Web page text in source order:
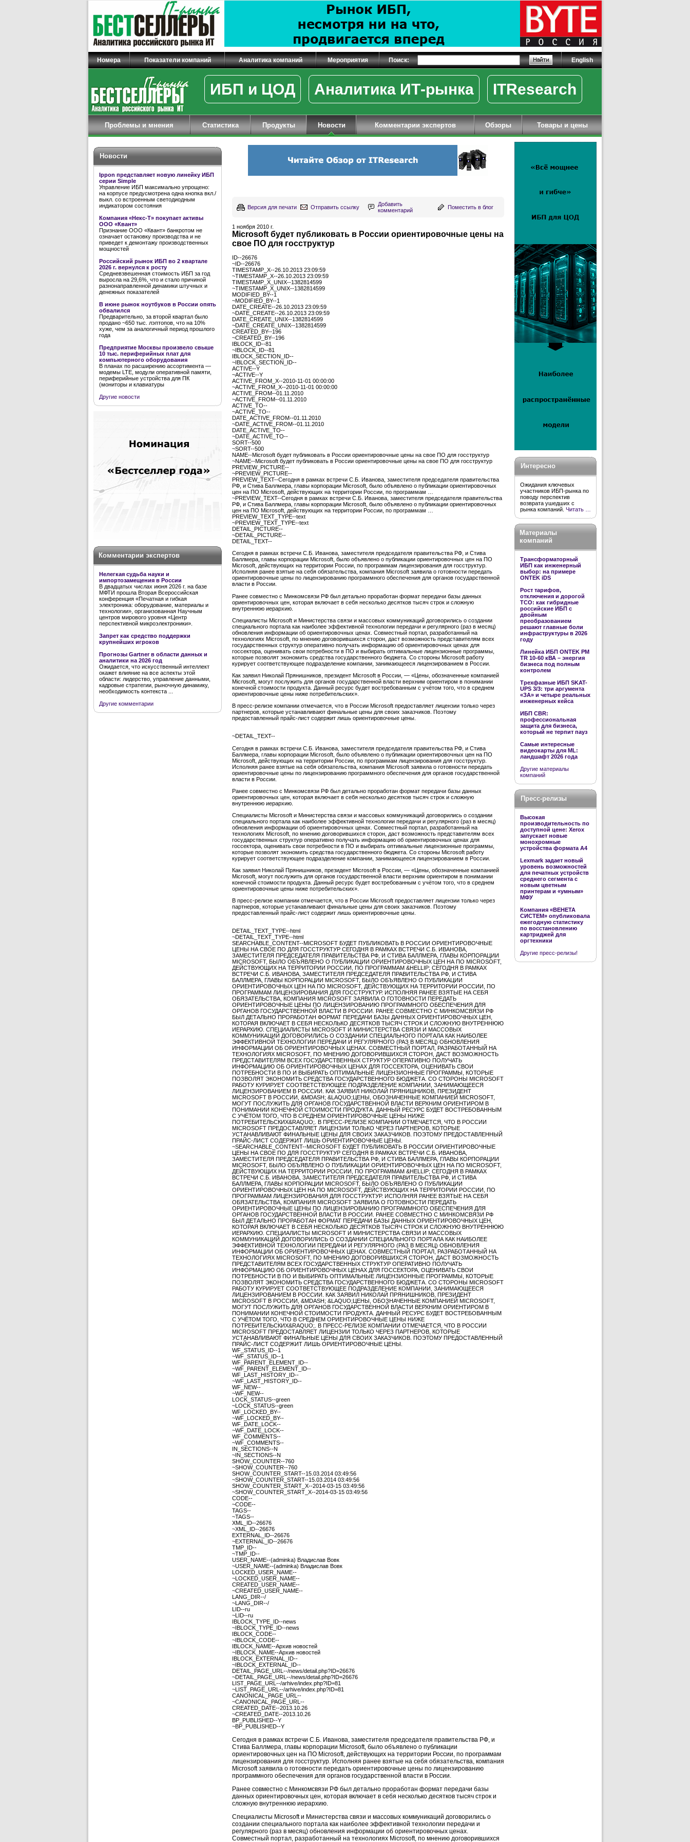
Номера Показатели компаний Аналитика компаний Мероприятия Поиск: English
ИБП и ЦОД Аналитика ИТ-рынка ITResearch
Проблемы и мнения Статистика Продукты Новости Комментарии экспертов Обзоры Товары и цены
Новости
Ippon представляет новую линейку ИБП
серии Simple
Управление ИБП максимально упрощено:
на корпусе предусмотрена одна кнопка вкл./
выкл. со встроенным светодиодным
индикатором состояния
Компания «Некс-Т» покупает активы
ООО «Квант»
Признание ООО «Квант» банкротом не
означает остановку производства и не
приведет к демонтажу производственных
мощностей
Российский рынок ИБП во 2 квартале
2026 г. вернулся к росту
Средневзвешенная стоимость ИБП за год
выросла на 29,6%, что и стало причиной
разнонаправленной динамики штучных и
денежных показателей
В июне рынок ноутбуков в России опять
обвалился
Предварительно, за второй квартал было
продано ~650 тыс. лэптопов, что на 10%
хуже, чем за аналогичный период прошлого
года
Предприятие Москвы произвело свыше
10 тыс. периферийных плат для
компьютерного оборудования
В планах по расширению ассортимента —
модемы LTE, модули оперативной памяти,
периферийные устройства для ПК
(мониторы и клавиатуры
Другие новости
Комментарии экспертов
Нелегкая судьба науки и
импортозамещения в России
В двадцатых числах июня 2026 г. на базе
МФТИ прошла Вторая Всероссийская
конференция «Печатная и гибкая
электроника: оборудование, материалы и
технологии», организованная Научным
центров мирового уровня «Центр
перспективной микроэлектроники».
Запрет как средство поддержки
крупнейших игроков
Прогнозы Gartner в области данных и
аналитики на 2026 год
Ожидается, что искусственный интеллект
окажет влияние на все аспекты этой
области: лидерство, управление данными,
кадровые стратегии, рыночную динамику,
необходимость контекста ...
Другие комментарии
Версия для печати Отправить ссылку
Добавить
комментарий
Поместить в блог
1 ноября 2010 г.
Microsoft будет публиковать в России ориентировочные цены на
свое ПО для госструктур
ID--26676
~ID--26676
TIMESTAMP_X--26.10.2013 23:09:59
~TIMESTAMP_X--26.10.2013 23:09:59
TIMESTAMP_X_UNIX--1382814599
~TIMESTAMP_X_UNIX--1382814599
MODIFIED_BY--1
~MODIFIED_BY--1
DATE_CREATE--26.10.2013 23:09:59
~DATE_CREATE--26.10.2013 23:09:59
DATE_CREATE_UNIX--1382814599
~DATE_CREATE_UNIX--1382814599
CREATED_BY--196
~CREATED_BY--196
IBLOCK_ID--81
~IBLOCK_ID--81
IBLOCK_SECTION_ID--
~IBLOCK_SECTION_ID--
ACTIVE--Y
~ACTIVE--Y
ACTIVE_FROM_X--2010-11-01 00:00:00
~ACTIVE_FROM_X--2010-11-01 00:00:00
ACTIVE_FROM--01.11.2010
~ACTIVE_FROM--01.11.2010
ACTIVE_TO--
~ACTIVE_TO--
DATE_ACTIVE_FROM--01.11.2010
~DATE_ACTIVE_FROM--01.11.2010
DATE_ACTIVE_TO--
~DATE_ACTIVE_TO--
SORT--500
~SORT--500
NAME--Microsoft будет публиковать в России ориентировочные цены на свое ПО для госструктур
~NAME--Microsoft будет публиковать в России ориентировочные цены на свое ПО для госструктур
PREVIEW_PICTURE--
~PREVIEW_PICTURE--
PREVIEW_TEXT--Сегодня в рамках встречи С.Б. Иванова, заместителя председателя правительства
РФ, и Стива Баллмера, главы корпорации Microsoft, было объявлено о публикации ориентировочных
цен на ПО Microsoft, действующих на территории России, по программам …
~PREVIEW_TEXT--Сегодня в рамках встречи С.Б. Иванова, заместителя председателя правительства
РФ, и Стива Баллмера, главы корпорации Microsoft, было объявлено о публикации ориентировочных
цен на ПО Microsoft, действующих на территории России, по программам …
PREVIEW_TEXT_TYPE--text
~PREVIEW_TEXT_TYPE--text
DETAIL_PICTURE--
~DETAIL_PICTURE--
DETAIL_TEXT--
Сегодня в рамках встречи С.Б. Иванова, заместителя председателя правительства РФ, и Стива
Баллмера, главы корпорации Microsoft, было объявлено о публикации ориентировочных цен на ПО
Microsoft, действующих на территории России, по программам лицензирования для госструктур.
Исполняя ранее взятые на себя обязательства, компания Microsoft заявила о готовности передать
ориентировочные цены по лицензированию программного обеспечения для органов государственной
власти в России.
Ранее совместно с Минкомсвязи РФ был детально проработан формат передачи базы данных
ориентировочных цен, которая включает в себя несколько десятков тысяч строк и сложную
внутреннюю иерархию.
Специалисты Microsoft и Министерства связи и массовых коммуникаций договорились о создании
специального портала как наиболее эффективной технологии передачи и регулярного (раз в месяц)
обновления информации об ориентировочных ценах. Совместный портал, разработанный на
технологиях Microsoft, по мнению договорившихся сторон, даст возможность представителям всех
государственных структур оперативно получать информацию об ориентировочных ценах для
госсектора, оценивать свои потребности в ПО и выбирать оптимальные лицензионные программы,
которые позволят экономить средства государственного бюджета. Со стороны Microsoft работу
курирует соответствующее подразделение компании, занимающееся лицензированием в России.
Как заявил Николай Прянишников, президент Microsoft в России, — «Цены, обозначенные компанией
Microsoft, могут послужить для органов государственной власти верхним ориентиром в понимании
конечной стоимости продукта. Данный ресурс будет востребованным с учётом того, что в среднем
ориентировочные цены ниже потребительских».
В пресс-релизе компании отмечается, что в России Microsoft предоставляет лицензии только через
партнеров, которые устанавливают финальные цены для своих заказчиков. Поэтому
предоставленный прайс-лист содержит лишь ориентировочные цены.
~DETAIL_TEXT--
Сегодня в рамках встречи С.Б. Иванова, заместителя председателя правительства РФ, и Стива
Баллмера, главы корпорации Microsoft, было объявлено о публикации ориентировочных цен на ПО
Microsoft, действующих на территории России, по программам лицензирования для госструктур.
Исполняя ранее взятые на себя обязательства, компания Microsoft заявила о готовности передать
ориентировочные цены по лицензированию программного обеспечения для органов государственной
власти в России.
Ранее совместно с Минкомсвязи РФ был детально проработан формат передачи базы данных
ориентировочных цен, которая включает в себя несколько десятков тысяч строк и сложную
внутреннюю иерархию.
Специалисты Microsoft и Министерства связи и массовых коммуникаций договорились о создании
специального портала как наиболее эффективной технологии передачи и регулярного (раз в месяц)
обновления информации об ориентировочных ценах. Совместный портал, разработанный на
технологиях Microsoft, по мнению договорившихся сторон, даст возможность представителям всех
государственных структур оперативно получать информацию об ориентировочных ценах для
госсектора, оценивать свои потребности в ПО и выбирать оптимальные лицензионные программы,
которые позволят экономить средства государственного бюджета. Со стороны Microsoft работу
курирует соответствующее подразделение компании, занимающееся лицензированием в России.
Как заявил Николай Прянишников, президент Microsoft в России, — «Цены, обозначенные компанией
Microsoft, могут послужить для органов государственной власти верхним ориентиром в понимании
конечной стоимости продукта. Данный ресурс будет востребованным с учётом того, что в среднем
ориентировочные цены ниже потребительских».
В пресс-релизе компании отмечается, что в России Microsoft предоставляет лицензии только через
партнеров, которые устанавливают финальные цены для своих заказчиков. Поэтому
предоставленный прайс-лист содержит лишь ориентировочные цены.
DETAIL_TEXT_TYPE--html
~DETAIL_TEXT_TYPE--html
SEARCHABLE_CONTENT--MICROSOFT БУДЕТ ПУБЛИКОВАТЬ В РОССИИ ОРИЕНТИРОВОЧНЫЕ
ЦЕНЫ НА СВОЕ ПО ДЛЯ ГОССТРУКТУР СЕГОДНЯ В РАМКАХ ВСТРЕЧИ С.Б. ИВАНОВА,
ЗАМЕСТИТЕЛЯ ПРЕДСЕДАТЕЛЯ ПРАВИТЕЛЬСТВА РФ, И СТИВА БАЛЛМЕРА, ГЛАВЫ КОРПОРАЦИИ
MICROSOFT, БЫЛО ОБЪЯВЛЕНО О ПУБЛИКАЦИИ ОРИЕНТИРОВОЧНЫХ ЦЕН НА ПО MICROSOFT,
ДЕЙСТВУЮЩИХ НА ТЕРРИТОРИИ РОССИИ, ПО ПРОГРАММАМ &HELLIP; СЕГОДНЯ В РАМКАХ
ВСТРЕЧИ С.Б. ИВАНОВА, ЗАМЕСТИТЕЛЯ ПРЕДСЕДАТЕЛЯ ПРАВИТЕЛЬСТВА РФ, И СТИВА
БАЛЛМЕРА, ГЛАВЫ КОРПОРАЦИИ MICROSOFT, БЫЛО ОБЪЯВЛЕНО О ПУБЛИКАЦИИ
ОРИЕНТИРОВОЧНЫХ ЦЕН НА ПО MICROSOFT, ДЕЙСТВУЮЩИХ НА ТЕРРИТОРИИ РОССИИ, ПО
ПРОГРАММАМ ЛИЦЕНЗИРОВАНИЯ ДЛЯ ГОССТРУКТУР. ИСПОЛНЯЯ РАНЕЕ ВЗЯТЫЕ НА СЕБЯ
ОБЯЗАТЕЛЬСТВА, КОМПАНИЯ MICROSOFT ЗАЯВИЛА О ГОТОВНОСТИ ПЕРЕДАТЬ
ОРИЕНТИРОВОЧНЫЕ ЦЕНЫ ПО ЛИЦЕНЗИРОВАНИЮ ПРОГРАММНОГО ОБЕСПЕЧЕНИЯ ДЛЯ
ОРГАНОВ ГОСУДАРСТВЕННОЙ ВЛАСТИ В РОССИИ. РАНЕЕ СОВМЕСТНО С МИНКОМСВЯЗИ РФ
БЫЛ ДЕТАЛЬНО ПРОРАБОТАН ФОРМАТ ПЕРЕДАЧИ БАЗЫ ДАННЫХ ОРИЕНТИРОВОЧНЫХ ЦЕН,
КОТОРАЯ ВКЛЮЧАЕТ В СЕБЯ НЕСКОЛЬКО ДЕСЯТКОВ ТЫСЯЧ СТРОК И СЛОЖНУЮ ВНУТРЕННЮЮ
ИЕРАРХИЮ. СПЕЦИАЛИСТЫ MICROSOFT И МИНИСТЕРСТВА СВЯЗИ И МАССОВЫХ
КОММУНИКАЦИЙ ДОГОВОРИЛИСЬ О СОЗДАНИИ СПЕЦИАЛЬНОГО ПОРТАЛА КАК НАИБОЛЕЕ
ЭФФЕКТИВНОЙ ТЕХНОЛОГИИ ПЕРЕДАЧИ И РЕГУЛЯРНОГО (РАЗ В МЕСЯЦ) ОБНОВЛЕНИЯ
ИНФОРМАЦИИ ОБ ОРИЕНТИРОВОЧНЫХ ЦЕНАХ. СОВМЕСТНЫЙ ПОРТАЛ, РАЗРАБОТАННЫЙ НА
ТЕХНОЛОГИЯХ MICROSOFT, ПО МНЕНИЮ ДОГОВОРИВШИХСЯ СТОРОН, ДАСТ ВОЗМОЖНОСТЬ
ПРЕДСТАВИТЕЛЯМ ВСЕХ ГОСУДАРСТВЕННЫХ СТРУКТУР ОПЕРАТИВНО ПОЛУЧАТЬ
ИНФОРМАЦИЮ ОБ ОРИЕНТИРОВОЧНЫХ ЦЕНАХ ДЛЯ ГОССЕКТОРА, ОЦЕНИВАТЬ СВОИ
ПОТРЕБНОСТИ В ПО И ВЫБИРАТЬ ОПТИМАЛЬНЫЕ ЛИЦЕНЗИОННЫЕ ПРОГРАММЫ, КОТОРЫЕ
ПОЗВОЛЯТ ЭКОНОМИТЬ СРЕДСТВА ГОСУДАРСТВЕННОГО БЮДЖЕТА. СО СТОРОНЫ MICROSOFT
РАБОТУ КУРИРУЕТ СООТВЕТСТВУЮЩЕЕ ПОДРАЗДЕЛЕНИЕ КОМПАНИИ, ЗАНИМАЮЩЕЕСЯ
ЛИЦЕНЗИРОВАНИЕМ В РОССИИ. КАК ЗАЯВИЛ НИКОЛАЙ ПРЯНИШНИКОВ, ПРЕЗИДЕНТ
MICROSOFT В РОССИИ, &MDASH; &LAQUO;ЦЕНЫ, ОБОЗНАЧЕННЫЕ КОМПАНИЕЙ MICROSOFT,
МОГУТ ПОСЛУЖИТЬ ДЛЯ ОРГАНОВ ГОСУДАРСТВЕННОЙ ВЛАСТИ ВЕРХНИМ ОРИЕНТИРОМ В
ПОНИМАНИИ КОНЕЧНОЙ СТОИМОСТИ ПРОДУКТА. ДАННЫЙ РЕСУРС БУДЕТ ВОСТРЕБОВАННЫМ
С УЧЁТОМ ТОГО, ЧТО В СРЕДНЕМ ОРИЕНТИРОВОЧНЫЕ ЦЕНЫ НИЖЕ
ПОТРЕБИТЕЛЬСКИХ&RAQUO;. В ПРЕСС-РЕЛИЗЕ КОМПАНИИ ОТМЕЧАЕТСЯ, ЧТО В РОССИИ
MICROSOFT ПРЕДОСТАВЛЯЕТ ЛИЦЕНЗИИ ТОЛЬКО ЧЕРЕЗ ПАРТНЕРОВ, КОТОРЫЕ
УСТАНАВЛИВАЮТ ФИНАЛЬНЫЕ ЦЕНЫ ДЛЯ СВОИХ ЗАКАЗЧИКОВ. ПОЭТОМУ ПРЕДОСТАВЛЕННЫЙ
ПРАЙС-ЛИСТ СОДЕРЖИТ ЛИШЬ ОРИЕНТИРОВОЧНЫЕ ЦЕНЫ.
~SEARCHABLE_CONTENT--MICROSOFT БУДЕТ ПУБЛИКОВАТЬ В РОССИИ ОРИЕНТИРОВОЧНЫЕ
ЦЕНЫ НА СВОЕ ПО ДЛЯ ГОССТРУКТУР СЕГОДНЯ В РАМКАХ ВСТРЕЧИ С.Б. ИВАНОВА,
ЗАМЕСТИТЕЛЯ ПРЕДСЕДАТЕЛЯ ПРАВИТЕЛЬСТВА РФ, И СТИВА БАЛЛМЕРА, ГЛАВЫ КОРПОРАЦИИ
MICROSOFT, БЫЛО ОБЪЯВЛЕНО О ПУБЛИКАЦИИ ОРИЕНТИРОВОЧНЫХ ЦЕН НА ПО MICROSOFT,
ДЕЙСТВУЮЩИХ НА ТЕРРИТОРИИ РОССИИ, ПО ПРОГРАММАМ &HELLIP; СЕГОДНЯ В РАМКАХ
ВСТРЕЧИ С.Б. ИВАНОВА, ЗАМЕСТИТЕЛЯ ПРЕДСЕДАТЕЛЯ ПРАВИТЕЛЬСТВА РФ, И СТИВА
БАЛЛМЕРА, ГЛАВЫ КОРПОРАЦИИ MICROSOFT, БЫЛО ОБЪЯВЛЕНО О ПУБЛИКАЦИИ
ОРИЕНТИРОВОЧНЫХ ЦЕН НА ПО MICROSOFT, ДЕЙСТВУЮЩИХ НА ТЕРРИТОРИИ РОССИИ, ПО
ПРОГРАММАМ ЛИЦЕНЗИРОВАНИЯ ДЛЯ ГОССТРУКТУР. ИСПОЛНЯЯ РАНЕЕ ВЗЯТЫЕ НА СЕБЯ
ОБЯЗАТЕЛЬСТВА, КОМПАНИЯ MICROSOFT ЗАЯВИЛА О ГОТОВНОСТИ ПЕРЕДАТЬ
ОРИЕНТИРОВОЧНЫЕ ЦЕНЫ ПО ЛИЦЕНЗИРОВАНИЮ ПРОГРАММНОГО ОБЕСПЕЧЕНИЯ ДЛЯ
ОРГАНОВ ГОСУДАРСТВЕННОЙ ВЛАСТИ В РОССИИ. РАНЕЕ СОВМЕСТНО С МИНКОМСВЯЗИ РФ
БЫЛ ДЕТАЛЬНО ПРОРАБОТАН ФОРМАТ ПЕРЕДАЧИ БАЗЫ ДАННЫХ ОРИЕНТИРОВОЧНЫХ ЦЕН,
КОТОРАЯ ВКЛЮЧАЕТ В СЕБЯ НЕСКОЛЬКО ДЕСЯТКОВ ТЫСЯЧ СТРОК И СЛОЖНУЮ ВНУТРЕННЮЮ
ИЕРАРХИЮ. СПЕЦИАЛИСТЫ MICROSOFT И МИНИСТЕРСТВА СВЯЗИ И МАССОВЫХ
КОММУНИКАЦИЙ ДОГОВОРИЛИСЬ О СОЗДАНИИ СПЕЦИАЛЬНОГО ПОРТАЛА КАК НАИБОЛЕЕ
ЭФФЕКТИВНОЙ ТЕХНОЛОГИИ ПЕРЕДАЧИ И РЕГУЛЯРНОГО (РАЗ В МЕСЯЦ) ОБНОВЛЕНИЯ
ИНФОРМАЦИИ ОБ ОРИЕНТИРОВОЧНЫХ ЦЕНАХ. СОВМЕСТНЫЙ ПОРТАЛ, РАЗРАБОТАННЫЙ НА
ТЕХНОЛОГИЯХ MICROSOFT, ПО МНЕНИЮ ДОГОВОРИВШИХСЯ СТОРОН, ДАСТ ВОЗМОЖНОСТЬ
ПРЕДСТАВИТЕЛЯМ ВСЕХ ГОСУДАРСТВЕННЫХ СТРУКТУР ОПЕРАТИВНО ПОЛУЧАТЬ
ИНФОРМАЦИЮ ОБ ОРИЕНТИРОВОЧНЫХ ЦЕНАХ ДЛЯ ГОССЕКТОРА, ОЦЕНИВАТЬ СВОИ
ПОТРЕБНОСТИ В ПО И ВЫБИРАТЬ ОПТИМАЛЬНЫЕ ЛИЦЕНЗИОННЫЕ ПРОГРАММЫ, КОТОРЫЕ
ПОЗВОЛЯТ ЭКОНОМИТЬ СРЕДСТВА ГОСУДАРСТВЕННОГО БЮДЖЕТА. СО СТОРОНЫ MICROSOFT
РАБОТУ КУРИРУЕТ СООТВЕТСТВУЮЩЕЕ ПОДРАЗДЕЛЕНИЕ КОМПАНИИ, ЗАНИМАЮЩЕЕСЯ
ЛИЦЕНЗИРОВАНИЕМ В РОССИИ. КАК ЗАЯВИЛ НИКОЛАЙ ПРЯНИШНИКОВ, ПРЕЗИДЕНТ
MICROSOFT В РОССИИ, &MDASH; &LAQUO;ЦЕНЫ, ОБОЗНАЧЕННЫЕ КОМПАНИЕЙ MICROSOFT,
МОГУТ ПОСЛУЖИТЬ ДЛЯ ОРГАНОВ ГОСУДАРСТВЕННОЙ ВЛАСТИ ВЕРХНИМ ОРИЕНТИРОМ В
ПОНИМАНИИ КОНЕЧНОЙ СТОИМОСТИ ПРОДУКТА. ДАННЫЙ РЕСУРС БУДЕТ ВОСТРЕБОВАННЫМ
С УЧЁТОМ ТОГО, ЧТО В СРЕДНЕМ ОРИЕНТИРОВОЧНЫЕ ЦЕНЫ НИЖЕ
ПОТРЕБИТЕЛЬСКИХ&RAQUO;. В ПРЕСС-РЕЛИЗЕ КОМПАНИИ ОТМЕЧАЕТСЯ, ЧТО В РОССИИ
MICROSOFT ПРЕДОСТАВЛЯЕТ ЛИЦЕНЗИИ ТОЛЬКО ЧЕРЕЗ ПАРТНЕРОВ, КОТОРЫЕ
УСТАНАВЛИВАЮТ ФИНАЛЬНЫЕ ЦЕНЫ ДЛЯ СВОИХ ЗАКАЗЧИКОВ. ПОЭТОМУ ПРЕДОСТАВЛЕННЫЙ
ПРАЙС-ЛИСТ СОДЕРЖИТ ЛИШЬ ОРИЕНТИРОВОЧНЫЕ ЦЕНЫ.
WF_STATUS_ID--1
~WF_STATUS_ID--1
WF_PARENT_ELEMENT_ID--
~WF_PARENT_ELEMENT_ID--
WF_LAST_HISTORY_ID--
~WF_LAST_HISTORY_ID--
WF_NEW--
~WF_NEW--
LOCK_STATUS--green
~LOCK_STATUS--green
WF_LOCKED_BY--
~WF_LOCKED_BY--
WF_DATE_LOCK--
~WF_DATE_LOCK--
WF_COMMENTS--
~WF_COMMENTS--
IN_SECTIONS--N
~IN_SECTIONS--N
SHOW_COUNTER--760
~SHOW_COUNTER--760
SHOW_COUNTER_START--15.03.2014 03:49:56
~SHOW_COUNTER_START--15.03.2014 03:49:56
SHOW_COUNTER_START_X--2014-03-15 03:49:56
~SHOW_COUNTER_START_X--2014-03-15 03:49:56
CODE--
~CODE--
TAGS--
~TAGS--
XML_ID--26676
~XML_ID--26676
EXTERNAL_ID--26676
~EXTERNAL_ID--26676
TMP_ID--
~TMP_ID--
USER_NAME--(adminka) Владислав Вовк
~USER_NAME--(adminka) Владислав Вовк
LOCKED_USER_NAME--
~LOCKED_USER_NAME--
CREATED_USER_NAME--
~CREATED_USER_NAME--
LANG_DIR--/
~LANG_DIR--/
LID--ru
~LID--ru
IBLOCK_TYPE_ID--news
~IBLOCK_TYPE_ID--news
IBLOCK_CODE--
~IBLOCK_CODE--
IBLOCK_NAME--Архив новостей
~IBLOCK_NAME--Архив новостей
IBLOCK_EXTERNAL_ID--
~IBLOCK_EXTERNAL_ID--
DETAIL_PAGE_URL--/news/detail.php?ID=26676
~DETAIL_PAGE_URL--/news/detail.php?ID=26676
LIST_PAGE_URL--/arhive/index.php?ID=81
~LIST_PAGE_URL--/arhive/index.php?ID=81
CANONICAL_PAGE_URL--
~CANONICAL_PAGE_URL--
CREATED_DATE--2013.10.26
~CREATED_DATE--2013.10.26
BP_PUBLISHED--Y
~BP_PUBLISHED--Y
Сегодня в рамках встречи С.Б. Иванова, заместителя председателя правительства РФ, и
Стива Баллмера, главы корпорации Microsoft, было объявлено о публикации
ориентировочных цен на ПО Microsoft, действующих на территории России, по программам
лицензирования для госструктур. Исполняя ранее взятые на себя обязательства, компания
Microsoft заявила о готовности передать ориентировочные цены по лицензированию
программного обеспечения для органов государственной власти в России.
Ранее совместно с Минкомсвязи РФ был детально проработан формат передачи базы
данных ориентировочных цен, которая включает в себя несколько десятков тысяч строк и
сложную внутреннюю иерархию.
Специалисты Microsoft и Министерства связи и массовых коммуникаций договорились о
создании специального портала как наиболее эффективной технологии передачи и
регулярного (раз в месяц) обновления информации об ориентировочных ценах.
Совместный портал, разработанный на технологиях Microsoft, по мнению договорившихся
Интересно
Ожидания ключевых
участников ИБП-рынка по
поводу перспектив
возврата ушедших с
рынка компаний. Читать …
Материалы
компаний
Трансформаторный
ИБП как инженерный
выбор: на примере
ONTEK iDS
Рост тарифов,
отключения и дорогой
TCO: как гибридные
российские ИБП с
двойным
преобразованием
решают главные боли
инфраструктуры в 2026
году
Линейка ИБП ONTEK PM
TR 10-60 кВА – энергия
бизнеса под полным
контролем
Трехфазные ИБП SKAT-
UPS 3/3: три аргумента
«ЗА» и четыре реальных
инженерных кейса
ИБП CBR:
профессиональная
защита для бизнеса,
который не терпит пауз
Самые интересные
видеокарты для ML:
ландшафт 2026 года
Другие материалы
компаний
Пресс-релизы
Высокая
производительность по
доступной цене: Xerox
запускает новые
монохромные
устройства формата А4
Lexmark задает новый
уровень возможностей
для печатных устройств
среднего сегмента с
новым цветным
принтерам и «умным»
МФУ
Компания «ВЕНЕТА
СИСТЕМ» опубликовала
ежегодную статистику
по восстановлению
картриджей для
оргтехники
Другие пресс-релизы!